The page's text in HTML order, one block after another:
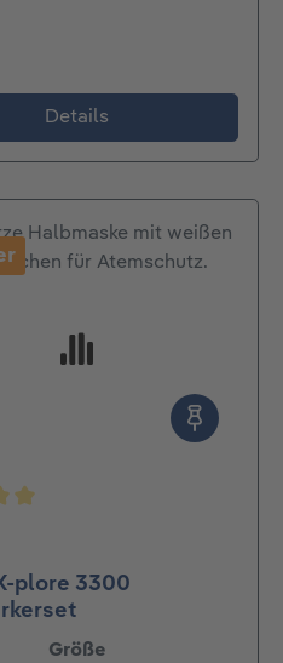
Details
plore 3300
Größeauswählen